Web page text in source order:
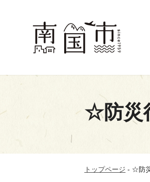
☆防災
トップページ - ☆防